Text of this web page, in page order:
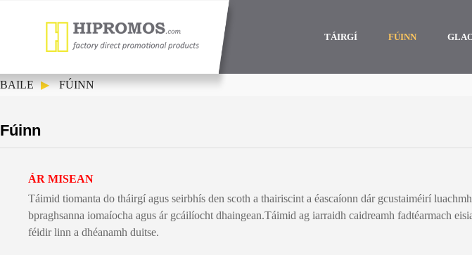
TÁIRGÍ FÚINN
BAILE FÚINN
Fúinn
ÁR MISEAN
Táimid tiomanta do tháirgí agus seirbhís den scoth a thairiscint a éascaíonn dár gcustaiméirí
bpraghsanna iomaíocha agus ár gcáilíocht dhaingean.Táimid ag iarraidh caidreamh fadtéarmach
féidir linn a dhéanamh duitse.